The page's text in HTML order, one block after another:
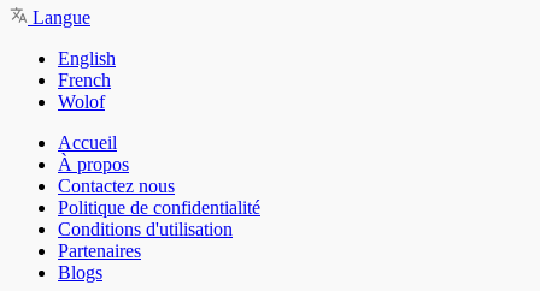
Langue
English
French
Wolof
Accueil
À propos
Contactez nous
Politique de confidentialité
Conditions d'utilisation
Partenaires
Blogs